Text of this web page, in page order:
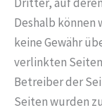
Deshalb können
keine Gewähr
verlinkten
Betreiber der
Seiten wurden